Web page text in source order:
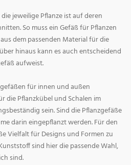
jeweilige Pflanze ist auf deren
So muss ein Gefäß für Pflanzen
dem passenden Material für die
hinaus kann es auch entscheidend
aufweist.
für innen und außen
die Pflanzkübel und Schalen im
sein. Sind die Pflanzgefäße
darin eingepflanzt werden. Für den
Vielfalt für Designs und Formen zu
sind hier die passende Wahl,
sind.